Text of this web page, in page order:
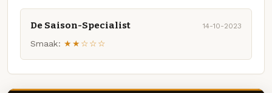
De Saison-Specialist 14-10-2023
Smaak: ★★☆☆☆